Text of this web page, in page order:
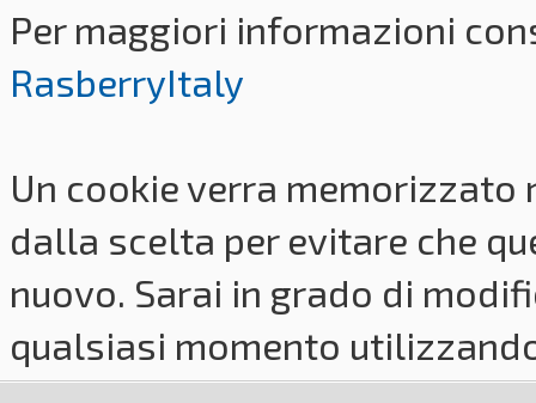
Per maggiori informazioni
RasberryItaly
Un cookie verra
dalla scelta per evitare che
nuovo. Sarai in grado di
qualsiasi momento